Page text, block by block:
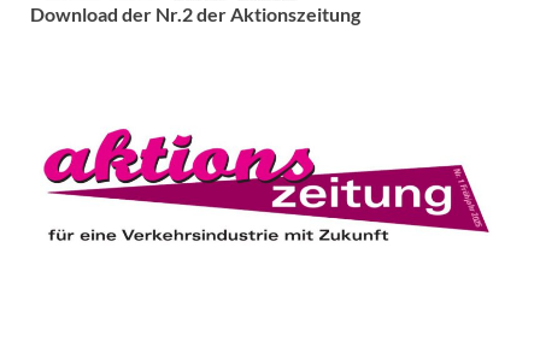
Download der Nr.2 der Aktionszeitung